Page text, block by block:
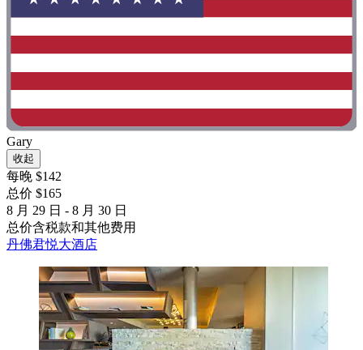
Gary
收起
每晚 $142
总价 $165
8 月 29 日 - 8 月 30 日
总价含税款和其他费用
丹佛君悦大酒店